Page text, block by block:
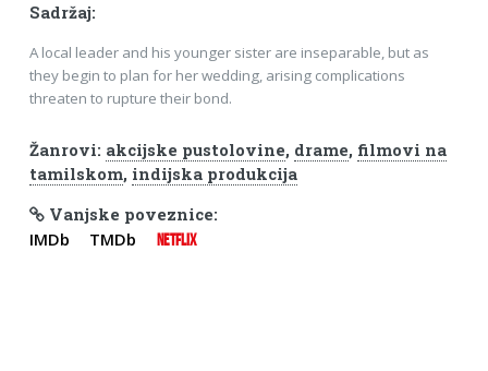
Sadržaj:
A local leader and his younger sister are inseparable, but as
they begin to plan for her wedding, arising complications
threaten to rupture their bond.
Žanrovi: akcijske pustolovine, drame, filmovi na
tamilskom, indijska produkcija
Vanjske poveznice:
IMDb TMDb NETFLIX